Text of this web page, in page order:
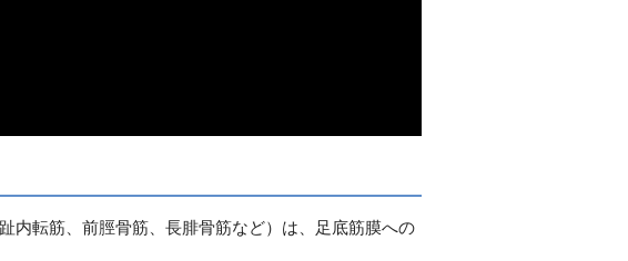
内転筋、前脛骨筋、長腓骨筋など）は、足底筋膜への